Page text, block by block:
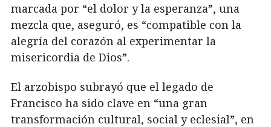
marcada por “el dolor y la esperanza”, una
mezcla que, aseguró, es “compatible con la
alegría del corazón al experimentar la
misericordia de Dios”.
El arzobispo subrayó que el legado de
Francisco ha sido clave en “una gran
transformación cultural, social y eclesial”, en